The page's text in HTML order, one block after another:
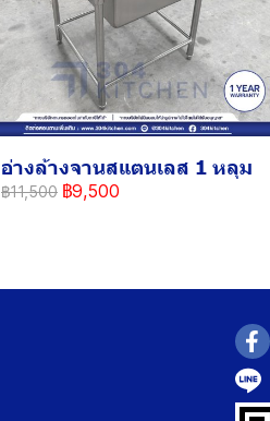
อ่างล้างจานสแตนเลส 1 หลุม
฿11,500 ฿9,500